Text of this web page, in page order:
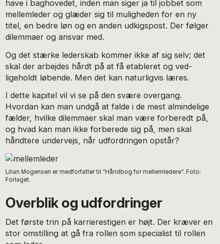
have i baghovedet, inden man siger ja til jobbet som
mellemleder og glæder sig til muligheden for en ny
titel, en bedre løn og en anden udkigspost. Der følger
dilemmaer og ansvar med.
Og det stærke lederskab kommer ikke af sig selv; det
skal der arbejdes hårdt på at få etableret og ved-
ligeholdt løbende. Men det kan naturligvis læres.
I dette kapitel vil vi se på den svære overgang.
Hvordan kan man undgå at falde i de mest almindelige
fælder, hvilke dilemmaer skal man være forberedt på,
og hvad kan man ikke forberede sig på, men skal
håndtere undervejs, når udfordringen opstår?
Lilian Mogensen er medforfatter til “Håndbog for mellemledere”. Foto:
Forlaget.
Overblik og udfordringer
Det første trin på karrierestigen er højt. Der kræver en
stor omstilling at gå fra rollen som specialist til rollen